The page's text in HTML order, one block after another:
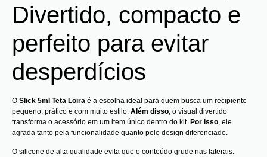
Divertido, compacto e
perfeito para evitar
desperdícios
O Slick 5ml Teta Loira é a escolha ideal para quem busca um recipiente
pequeno, prático e com muito estilo. Além disso , o visual divertido
transforma o acessório em um item único dentro do kit. Por isso , ele
agrada tanto pela funcionalidade quanto pelo design diferenciado.
O silicone de alta qualidade evita que o conteúdo grude nas laterais.